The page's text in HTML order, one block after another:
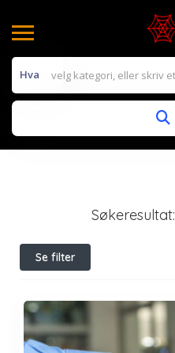
Hva
Søkeresultat:
Se filter